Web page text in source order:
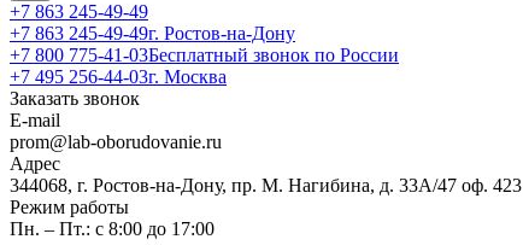
+7 863 245-49-49
+7 863 245-49-49г. Ростов-на-Дону
+7 800 775-41-03Бесплатный звонок по России
+7 495 256-44-03г. Москва
Заказать звонок
E-mail
prom@lab-oborudovanie.ru
Адрес
344068, г. Ростов-на-Дону, пр. М. Нагибина, д. 33А/47 оф. 423
Режим работы
Пн. – Пт.: с 8:00 до 17:00